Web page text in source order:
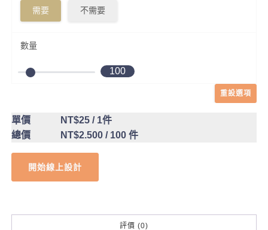
需要 不需要
數量
100
重設選項
單價 NT$25/ 1件
總價
NT$2.500/ 100 件
開始線上設計
評價 (0)